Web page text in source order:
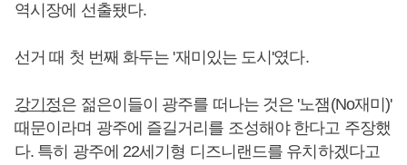
역시장에 선출됐다.
선거 때 첫 번째 화두는 '재미있는 도시'였다.
강기정은 젊은이들이 광주를 떠나는 것은 '노잼(No재미)'
때문이라며 광주에 즐길거리를 조성해야 한다고 주장했
다. 특히 광주에 22세기형 디즈니랜드를 유치하겠다고